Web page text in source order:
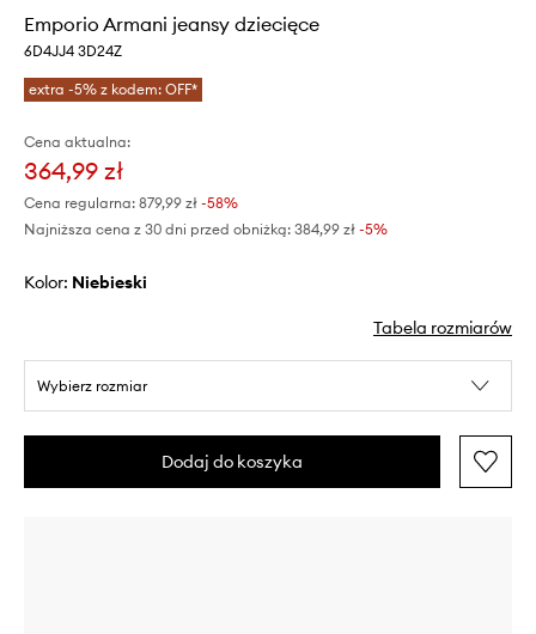
Emporio Armani jeansy dziecięce
6D4JJ4 3D24Z
extra -5% z kodem: OFF*
Cena aktualna:
364,99 zł
Cena regularna: 879,99 zł -58%
Najniższa cena z 30 dni przed obniżką: 384,99 zł -5%
Kolor: niebieski
Tabela rozmiarów
Wybierz rozmiar
Dodaj do koszyka